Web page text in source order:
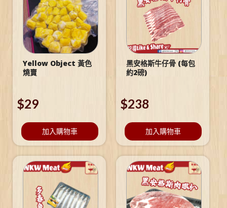
Yellow Object 黃色
燒賣
$29
加入購物車
黑安格斯牛仔骨 (每包
約2磅)
$238
加入購物車